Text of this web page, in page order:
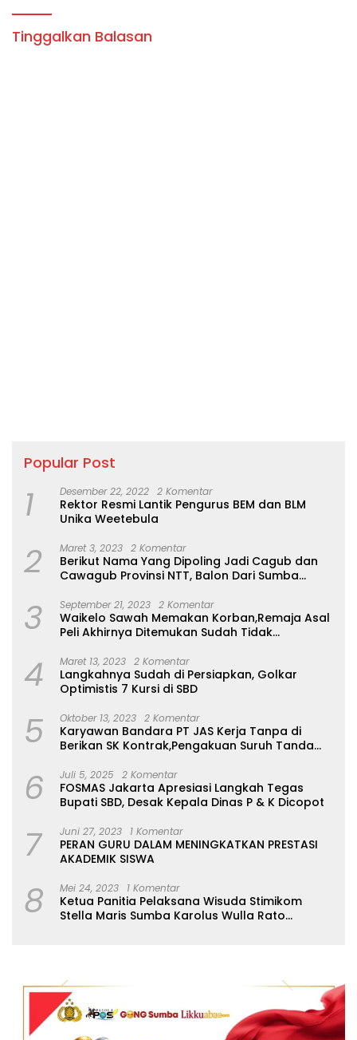
Tinggalkan Balasan
Popular Post
1 Desember 22, 2022 2 Komentar
Rektor Resmi Lantik Pengurus BEM dan BLM
Unika Weetebula
2 Maret 3, 2023 2 Komentar
Berikut Nama Yang Dipoling Jadi Cagub dan
Cawagub Provinsi NTT, Balon Dari Sumba
3 September 21, 2023 2 Komentar
Waikelo Sawah Memakan Korban,Remaja Asal
Peli Akhirnya Ditemukan Sudah Tidak
4 Maret 13, 2023 2 Komentar
Langkahnya Sudah di Persiapkan, Golkar
Optimistis 7 Kursi di SBD
5 Oktober 13, 2023 2 Komentar
Karyawan Bandara PT JAS Kerja Tanpa di
Berikan SK Kontrak,Pengakuan Suruh Tanda
6 Juli 5, 2025 2 Komentar
FOSMAS Jakarta Apresiasi Langkah Tegas
Bupati SBD, Desak Kepala Dinas P & K Dicopot
7 Juni 27, 2023 1 Komentar
PERAN GURU DALAM MENINGKATKAN PRESTASI
AKADEMIK SISWA
8 Mei 24, 2023 1 Komentar
Ketua Panitia Pelaksana Wisuda Stimikom
Stella Maris Sumba Karolus Wulla Rato